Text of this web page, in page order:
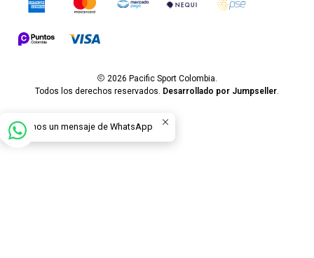
2026 Pacific Sport Colombia.
Todos los derechos reservados. Desarrollado por Jumpseller
Envíanos un mensaje de WhatsApp